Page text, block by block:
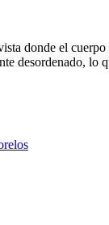
donde el
desordenado,